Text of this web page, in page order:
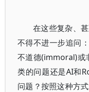
在这些复杂、
不得不进一步追问
不道德(immoral)或
类的问题还是AI和
问题？按照这种方